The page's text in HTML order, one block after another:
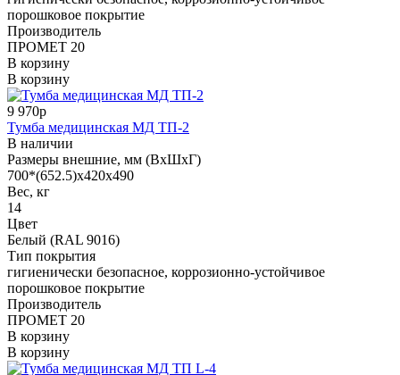
порошковое покрытие
Производитель
ПРОМЕТ 20
В корзину
В корзину
9 970р
Тумба медицинская МД ТП-2
В наличии
Размеры внешние, мм (ВхШхГ)
700*(652.5)x420x490
Вес, кг
14
Цвет
Белый (RAL 9016)
Тип покрытия
гигиенически безопасное, коррозионно-устойчивое
порошковое покрытие
Производитель
ПРОМЕТ 20
В корзину
В корзину